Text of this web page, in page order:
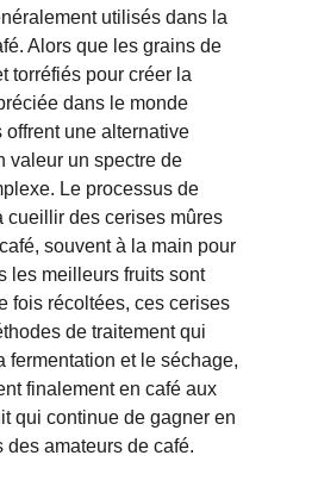
utilisés dans la
Alors que les grains de
torréfiés pour créer la
dans le monde
offrent une alternative
valeur un spectre de
Le processus de
cueillir des cerises mûres
souvent à la main pour
les meilleurs fruits sont
fois récoltées, ces cerises
de traitement qui
fermentation et le séchage,
finalement en café aux
qui continue de gagner en
des amateurs de café.